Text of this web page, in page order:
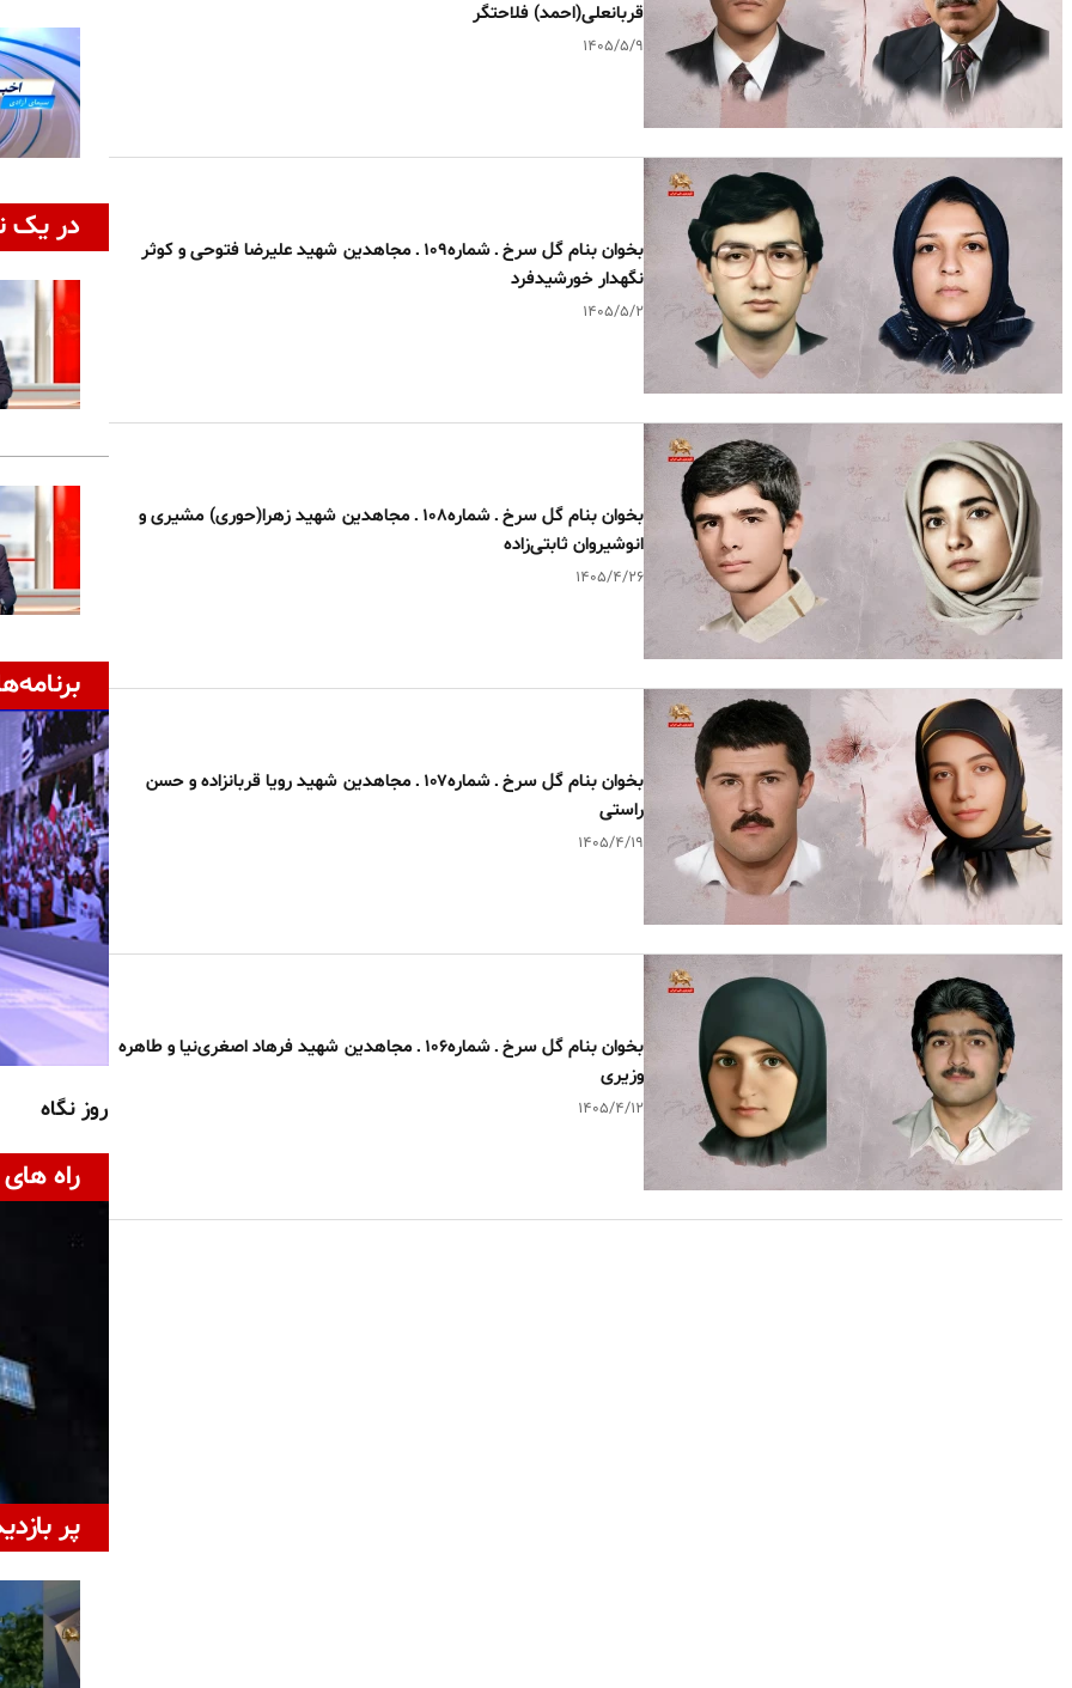
قربانعلی(احمد) فلاحتگر
۱۴۰۵/۵/۹
بخوان بنام گل سرخ ـ شماره۱۰۹ ـ مجاهدین شهید علیرضا فتوحی و کوثر
نگهدار خورشیدفرد
۱۴۰۵/۵/۲
بخوان بنام گل سرخ ـ شماره۱۰۸ ـ مجاهدین شهید زهرا(حوری) مشیری و
انوشیروان ثابتی‌زاده
۱۴۰۵/۴/۲۶
بخوان بنام گل سرخ ـ شماره۱۰۷ ـ مجاهدین شهید رویا قربانزاده و حسن
راستی
۱۴۰۵/۴/۱۹
بخوان بنام گل سرخ ـ شماره۱۰۶ ـ مجاهدین شهید فرهاد اصغری‌نیا و طاهره
وزیری
۱۴۰۵/۴/۱۲
در یک
روز نگاه
راه
پر